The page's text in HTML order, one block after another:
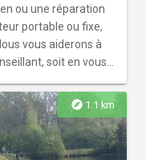
notre équipe,
bienveillance
privilégié à
des plus discret.es
Notre formule
ou d’un apéritif
avec soin par
de fruit, vin,
ou une réparation
portable ou fixe,
vous aiderons à
soit en vous
un vélo quand il a
explore 1.1 km